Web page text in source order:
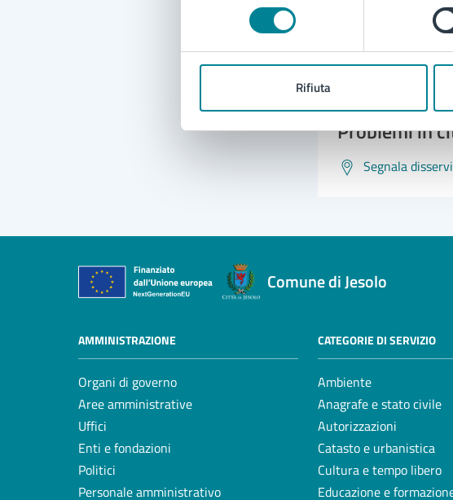
Rifiuta
Leggi le
Richiedi
Problemi in
Segnala
Comune di Jesolo
AMMINISTRAZIONE
Organi di governo
Aree amministrative
Uffici
Enti e fondazioni
Politici
Personale amministrativo
CATEGORIE DI SERVIZIO
Ambiente
Anagrafe e stato civile
Autorizzazioni
Catasto e urbanistica
Cultura e tempo libero
Educazione e